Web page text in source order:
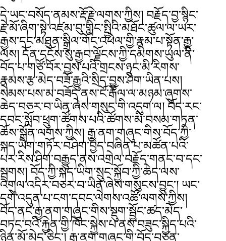
དེ་ཡང་བསོད་ནམས་རྡོ་རྗེ་ལགས་ཀྱིས། བརྗོད་བྱ་སྙིང་
རྗེ་མོ་ཞིག་སྟེ་འཛམ་བུ་གླིང་སྤྱིའི་མཐོང་ཚུལ་ལ་ཡར་
རྒྱས་དང་མཐུན་སྒྲིལ་གོང་འཕེལ་གྱི་རྣམ་པ་སྟོན་རྒྱུ་
ལས། དོན་དངོས་སུ་རྒྱབ་ལྗོངས་ཀྱི་དམིགས་ཡུལ་ནི་
བོད་པ་གཙོ་བོར་བྱས་པའི་གྲངས་ཉུང་མི་རིགས་
རྣམས་རྩ་མེད་བཟོ་རྒྱུའི་སྲིད་བྱུས་ཤིག་ཡིན་པས།
སེམས་པས་མ་བཟོད་ནས་ངོ་རྒོལ་ལ་མཉམ་ཞུགས་
ཆེད་བཅར་བ་ཡིན་ཞེས་གསུང་གི་འདུག་ལ། བོད་རང་
དབང་སློབ་ཕྲུག་ཚོགས་པའི་ཚོགས་མི་བསམ་གཏན་
ཆོས་སྒྲོན་ལགས་ཀྱིས། རྒྱ་ནག་གཞུང་གིས་བོད་ཀྱི་
སྐད་ཡིག་གཏོར་བཤིག་བྱེད་བཞིན་པ་མཚོན་པའི་
པར་རིས་ཤིག་བརྒྱུད་ནས་འགྲེལ་བརྗོད་གནང་བ་དང་
སྦྲགས། བོད་ཀྱི་སྐད་ཡིག་སྲུང་སྐྱོབ་ཀྱི་ཆེད་ལས་
འགུལ་འདིར་བཅར་བ་ཡིན་ཞེས་གསུངས་བྱུང་། ཡང་
དགེ་འདུན་པ་ངག་དབང་ལེགས་འཚོ་ལགས་ཀྱིས།
བོད་ནང་རྒྱ་ནག་གཞུང་གིས་སྡུག་སྦྱོང་ཚད་མེད་
བཏང་བའི་རྐྱེན་གྱི་ཁོང་སྐྱེས་པ་ནས་བཟུང་སྐྱིད་པའི་
ཉིན་མོ་མེད་ཅིང་། རྒྱ་ནག་གཞུང་གི་བོད་བཙན་